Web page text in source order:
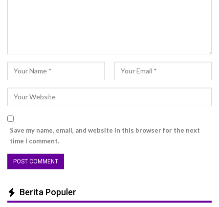
Save my name, email, and website in this browser for the next
time I comment.
Berita Populer